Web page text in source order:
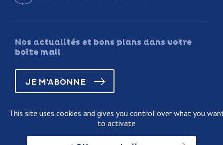
Nos actualités et bons plans dans votre
boîte mail
JE M'ABONNE
This site uses cookies and gives you control over what you
to activate